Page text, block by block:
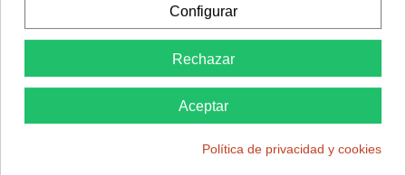
cuadros eléctricos. Para cable, manguera o sensores de 4 a
6 mm aprox.
Otros clientes compraron también:
Configurar
Rechazar
Aceptar
Política de privacidad y cookies